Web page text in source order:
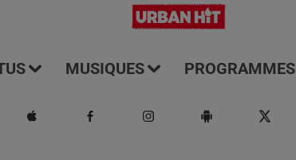
MUSIQUES PROGRAMMES